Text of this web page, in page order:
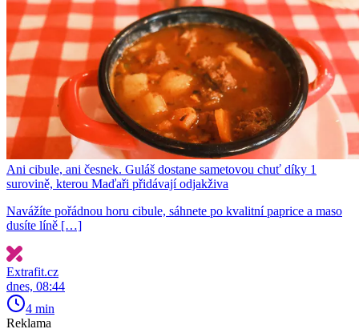
Ani cibule, ani česnek. Guláš dostane sametovou chuť díky 1
surovině, kterou Maďaři přidávají odjakživa
Navážíte pořádnou horu cibule, sáhnete po kvalitní paprice a maso
dusíte líně […]
Extrafit.cz
dnes, 08:44
4 min
Reklama